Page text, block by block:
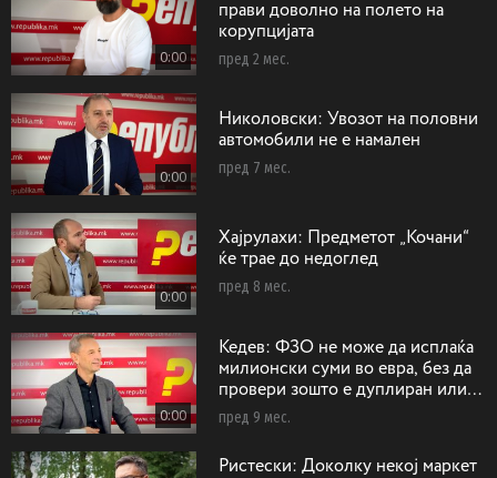
0:00
прави доволно на полето на
корупцијата
пред 2 мес.
0:00
Николовски: Увозот на половни
автомобили не е намален
пред 7 мес.
0:00
Хајрулахи: Предметот „Кочани“
ќе трае до недоглед
пред 8 мес.
0:00
Кедев: ФЗО не може да исплаќа
милионски суми во евра, без да
провери зошто е дуплиран или
триплиран бројот на операции на
срце
пред 9 мес.
Ристески: Доколку некој маркет